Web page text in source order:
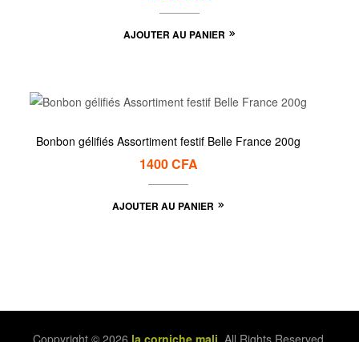
AJOUTER AU PANIER
Bonbon gélifiés Assortiment festif Belle France 200g
1400CFA
AJOUTER AU PANIER
Coppyright © 2026 la corniche mali . All Rights Reserved.